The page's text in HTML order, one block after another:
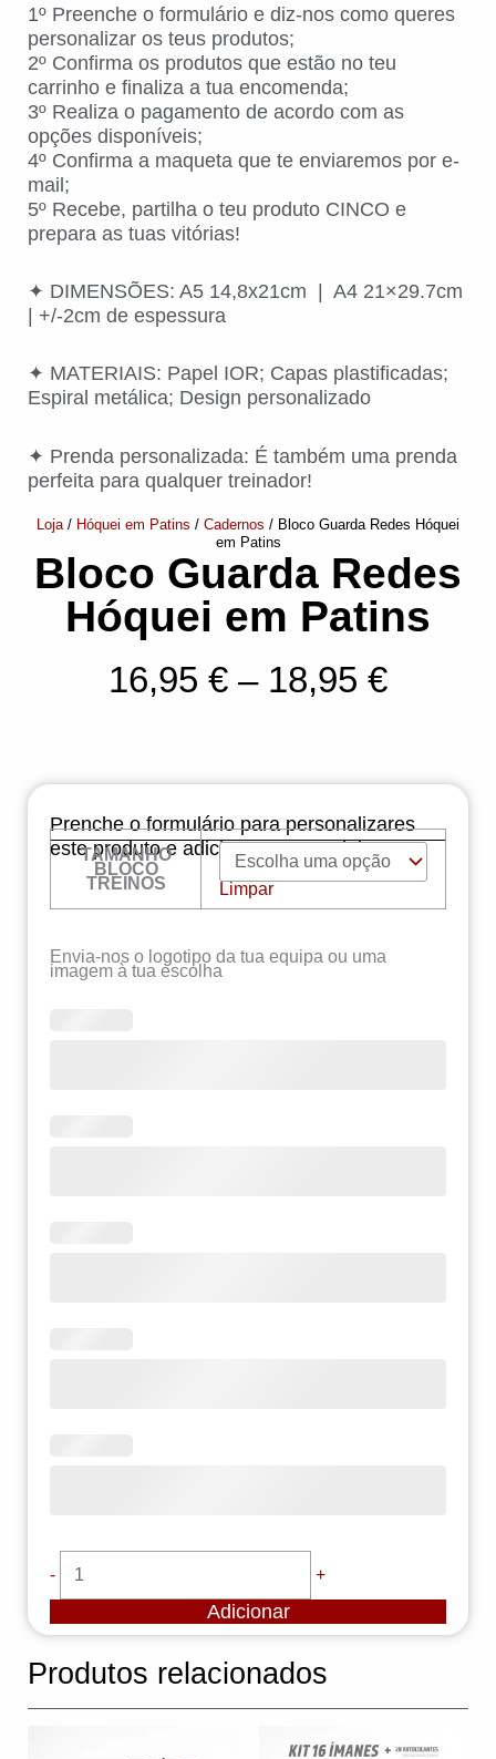
1º Preenche o formulário e diz-nos como queres
personalizar os teus produtos;
2º Confirma os produtos que estão no teu
carrinho e finaliza a tua encomenda;
3º Realiza o pagamento de acordo com as
opções disponíveis;
4º Confirma a maqueta que te enviaremos por e-
mail;
5º Recebe, partilha o teu produto CINCO e
prepara as tuas vitórias!
✦ DIMENSÕES: A5 14,8x21cm | A4 21×29.7cm
| +/-2cm de espessura
✦ MATERIAIS: Papel IOR; Capas plastificadas;
Espiral metálica; Design personalizado
✦ Prenda personalizada: É também uma prenda
perfeita para qualquer treinador!
Loja / Hóquei em Patins / Cadernos / Bloco Guarda Redes Hóquei
em Patins
Bloco Guarda Redes
Hóquei em Patins
16,95 € – 18,95 €Price
18,95
Prenche o formulário para personalizares
este produto e adiciona-o ao carrinho!
TAMANHO
BLOCO
TREINOS Limpar
Envia-nos o logotipo da tua equipa ou uma
imagem à tua escolha
-
Quantidade
Bloco
Guarda
em
Patins
+
Adicionar
Produtos relacionados